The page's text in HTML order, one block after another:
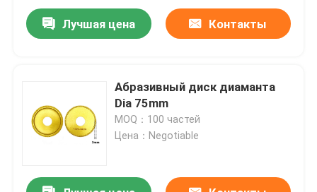
Лучшая цена Контакты
Абразивный диск диаманта
Dia 75mm
MOQ：100 частей
Цена：Negotiable